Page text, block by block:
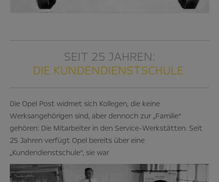
SEIT 25 JAHREN:
DIE KUNDENDIENSTSCHULE
Die Opel Post widmet sich Kollegen, die keine
Werksangehörigen sind, aber dennoch zur „Familie“
gehören: Die Mitarbeiter in den Service-Werkstätten. Seit
25 Jahren verfügt Opel bereits über eine
„Kundendienstschule“, sie war